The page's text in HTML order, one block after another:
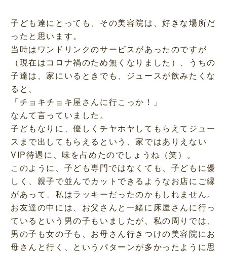
子ども達にとっても、その美容院は、好きな場所だ
ったと思います。
当時はワンドリンクのサービスがあったのですが
（現在はコロナ禍のため無くなりました）、うちの
子達は、家にいるときでも、ジュースが飲みたくな
ると、
「チョキチョキ屋さんに行こっか！」
なんて言っていました。
子どもなりに、優しくチヤホヤしてもらえてジュー
スまで出してもらえるという、家ではありえない
VIP待遇に、味を占めたのでしょうね（笑）。
このように、子ども専門ではなくても、子どもに優
しく、親子で並んでカットできるようなお店にご縁
があって、私はラッキーだったのかもしれません。
お友達の中には、お父さんと一緒に床屋さんに行っ
ているという男の子もいましたが、私の周りでは、
男の子も女の子も、お母さん行きつけの美容院にお
母さんと行く、というパターンが多かったように思